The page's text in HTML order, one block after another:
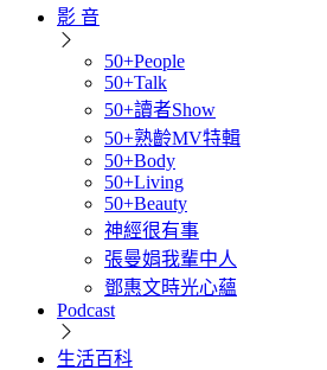
影 音
50+People
50+Talk
50+讀者Show
50+熟齡MV特輯
50+Body
50+Living
50+Beauty
神經很有事
張曼娟我輩中人
鄧惠文時光心蘊
Podcast
生活百科